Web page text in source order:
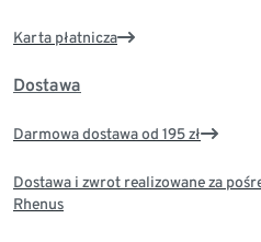
Karta płatnicza
Dostawa
Darmowa dostawa od 195 zł
Dostawa i zwrot realizowane za
Rhenus